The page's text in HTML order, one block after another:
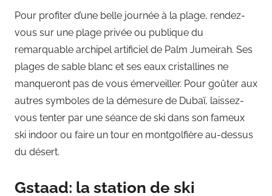
Pour profiter d’une belle journée à la plage, rendez-
vous sur une plage privée ou publique du
remarquable archipel artificiel de Palm Jumeirah. Ses
plages de sable blanc et ses eaux cristallines ne
manqueront pas de vous émerveiller. Pour goûter aux
autres symboles de la démesure de Dubaï, laissez-
vous tenter par une séance de ski dans son fameux
ski indoor ou faire un tour en montgolfière au-dessus
du désert.
Gstaad: la station de ski